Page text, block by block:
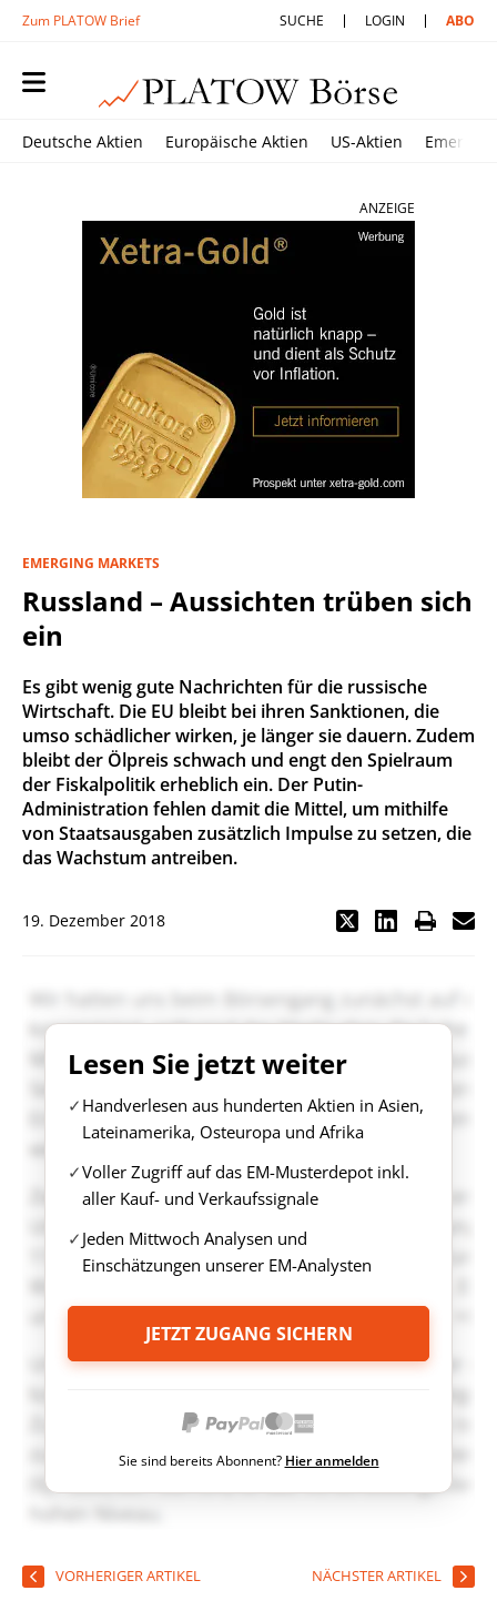
Zum PLATOW Brief SUCHE LOGIN ABO
Deutsche Aktien Europäische Aktien US-Aktien
ANZEIGE
EMERGING MARKETS
Russland – Aussichten trüben sich
ein
Es gibt wenig gute Nachrichten für die russische
Wirtschaft. Die EU bleibt bei ihren Sanktionen, die
umso schädlicher wirken, je länger sie dauern. Zudem
bleibt der Ölpreis schwach und engt den Spielraum
der Fiskalpolitik erheblich ein. Der Putin-
Administration fehlen damit die Mittel, um mithilfe
von Staatsausgaben zusätzlich Impulse zu setzen, die
das Wachstum antreiben.
19. Dezember 2018
Lesen Sie jetzt weiter
Handverlesen aus hunderten Aktien in Asien,
Lateinamerika, Osteuropa und Afrika
Voller Zugriff auf das EM-Musterdepot inkl.
aller Kauf- und Verkaufssignale
Jeden Mittwoch Analysen und
Einschätzungen unserer EM-Analysten
JETZT ZUGANG SICHERN
Sie sind bereits Abonnent? Hier anmelden
VORHERIGER ARTIKEL NÄCHSTER ARTIKEL